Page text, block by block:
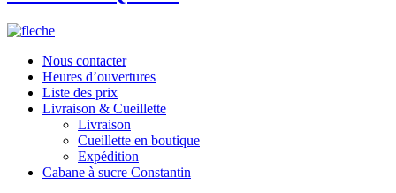
Nous contacter
Heures d’ouvertures
Liste des prix
Livraison & Cueillette
Livraison
Cueillette en boutique
Expédition
Cabane à sucre Constantin